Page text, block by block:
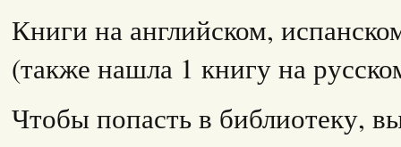
Книги на английском,
(также нашла 1 книгу на
Чтобы попасть в библиотеку,